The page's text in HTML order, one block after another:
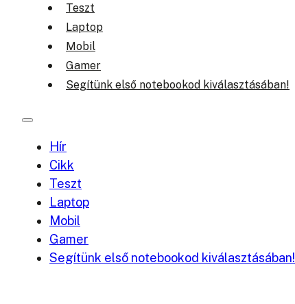
Teszt
Laptop
Mobil
Gamer
Segítünk első notebookod kiválasztásában!
Hír
Cikk
Teszt
Laptop
Mobil
Gamer
Segítünk első notebookod kiválasztásában!